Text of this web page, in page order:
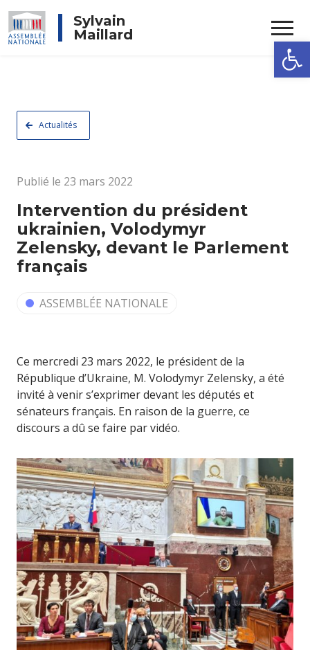
Ouvrir
Sylvain
Maillard
Actualités
Publié le 23 mars 2022
Intervention du président
ukrainien, Volodymyr
Zelensky, devant le Parlement
français
ASSEMBLÉE NATIONALE
Ce mercredi 23 mars 2022, le président de la
République d’Ukraine, M. Volodymyr Zelensky, a été
invité à venir s’exprimer devant les députés et
sénateurs français. En raison de la guerre, ce
discours a dû se faire par vidéo.